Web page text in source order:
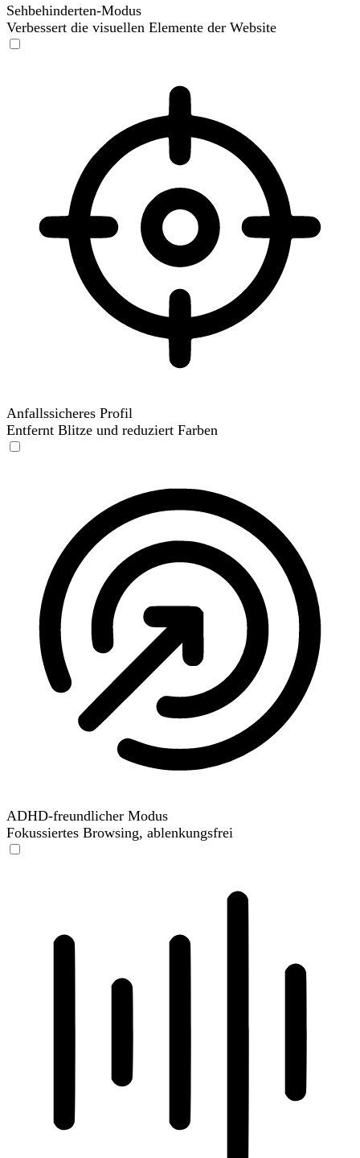
Sehbehinderten-Modus
Verbessert die visuellen Elemente der Website
Anfallssicheres Profil
Entfernt Blitze und reduziert Farben
ADHD-freundlicher Modus
Fokussiertes Browsing, ablenkungsfrei